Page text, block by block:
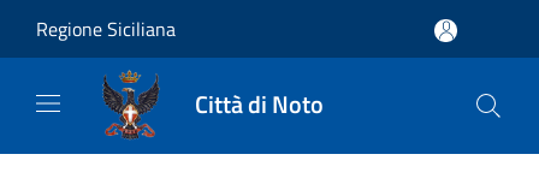
Regione Siciliana
Città di Noto